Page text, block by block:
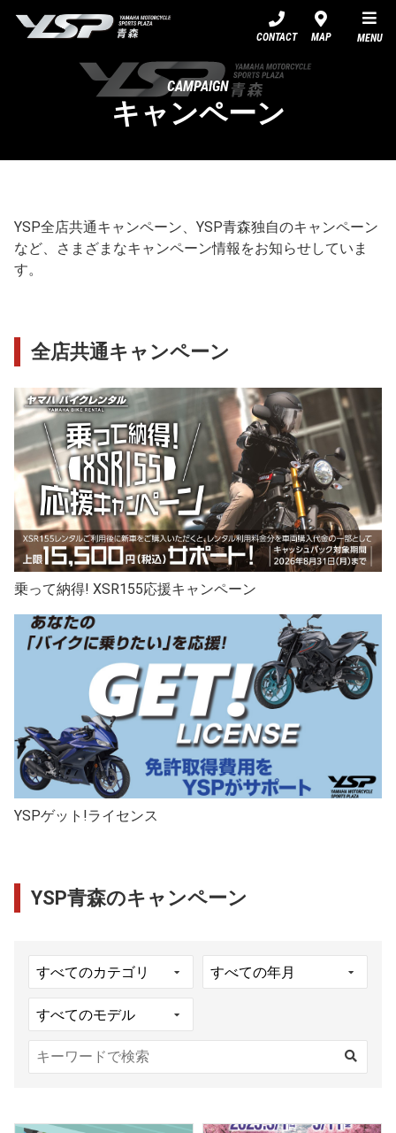
CONTACT MAP MENU
CAMPAIGN
キャンペーン
YSP全店共通キャンペーン、YSP青森独自のキャンペーン
など、さまざまなキャンペーン情報をお知らせしていま
す。
全店共通キャンペーン
乗って納得! XSR155応援キャンペーン
YSPゲット!ライセンス
YSP青森のキャンペーン